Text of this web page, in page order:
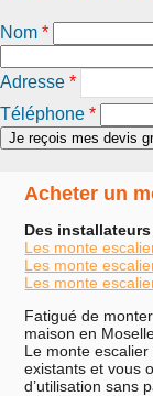
Nom *
Adresse *
Téléphone *
Acheter un
Des
Les monte
Les monte
Les monte
Fatigué de
maison en
Le monte escalier
existants et vous
d’utilisation sans